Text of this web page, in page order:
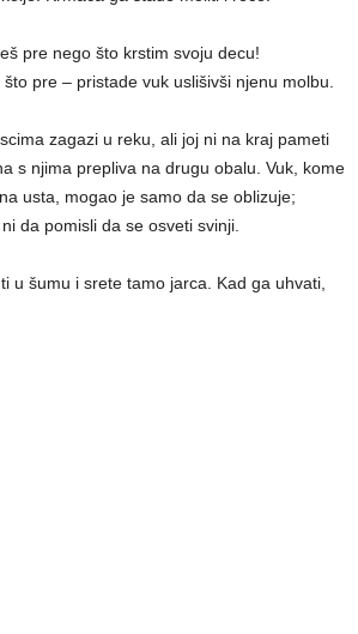
pre nego što krstim svoju decu!
pre – pristade vuk uslišivši njenu molbu.
zagazi u reku, ali joj ni na kraj pameti
s njima prepliva na drugu obalu. Vuk, kome
usta, mogao je samo da se oblizuje;
da pomisli da se osveti svinji.
u šumu i srete tamo jarca. Kad ga uhvati,